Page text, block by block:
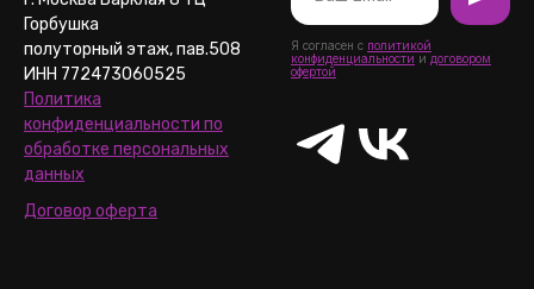
Горбушка
полуторный этаж, пав.508
ИНН 772473060525
Политика
конфиденциальности по
обработке персональных
данных
Договор оферта
Я согласен с политикой
конфиденциальности и договором
офертой